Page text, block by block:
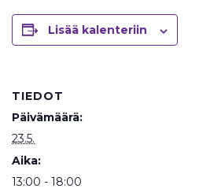
Lisää kalenteriin
TIEDOT
Päivämäärä:
23.5.
Aika:
13:00 - 18:00